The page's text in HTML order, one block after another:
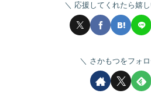
応援してくれたら嬉し
さかもつをフォ